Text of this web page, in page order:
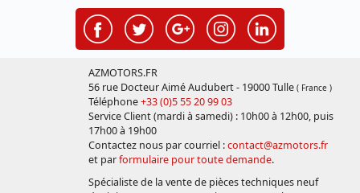
AZMOTORS.FR
56 rue Docteur Aimé Audubert - 19000 Tulle ( France )
Téléphone+33 (0)5 55 20 99 03
Service Client (mardi à samedi) : 10h00 à 12h00, puis
17h00 à 19h00
Contactez nous par courriel :contact@azmotors.fr
et parformulaire pour toute demande.
Spécialiste de la vente de pièces techniques neuf